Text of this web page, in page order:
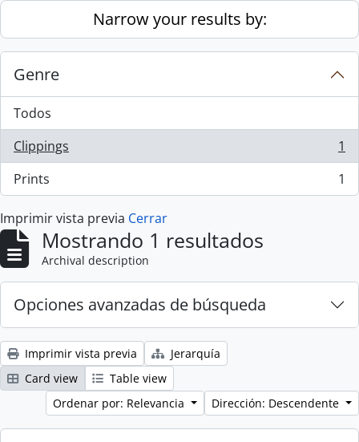
Skip to main contentNarrow your results by:
Genre
Todos
Clippings
, 1 resultados
1
Prints
, 1 resultados 1
Imprimir vista previa Cerrar
Mostrando 1 resultados
Archival description
Opciones avanzadas de búsqueda
Imprimir vista previa
Jerarquía
Card view
Table view
Ordenar por: Relevancia
Dirección: Descendente